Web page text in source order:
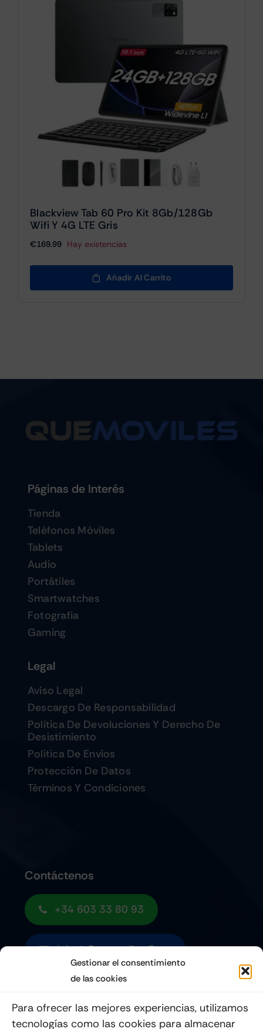
Gestionar el consentimiento
de las cookies
Para ofrecer las mejores experiencias, utilizamos
tecnologías como las cookies para almacenar
Blackview Tab 60 Pro Kit 8Gb/128Gb
Wifi Y 4G LTE Gris
€169.99 Hay existencias
Añadir Al Carrito
Páginas de Interés
Tienda
Teléfonos Móviles
Tablets
Audio
Portátiles
Smartwatches
Fotografia
Gaming
Legal
Aviso Legal
Descargo De Responsabilidad
Política De Devoluciones Y Derecho De
Desistimiento
Política De Envios
Protección De Datos
Términos Y Condiciones
Contáctenos
+34 603 33 80 93
Info@quemoviles.com